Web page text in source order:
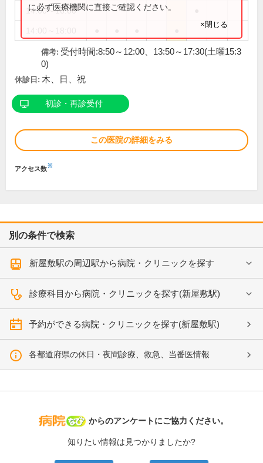
14:00～16:00
に必ず医療機関に直接ご確認ください。
×閉じる
備考: 受付時間:8:50～12:00、13:50～17:30(土曜15:3
0)
休診日: 木、日、祝
初診・再診受付
この医院の詳細をみる
アクセス数※
別の条件で検索
新屋敷駅の周辺駅から病院・クリニックを探す
診療科目から病院・クリニックを探す(新屋敷駅)
予約ができる病院・クリニックを探す(新屋敷駅)
各都道府県の休日・夜間診療、救急、当番医情報
病院なび
からのアンケートにご協力ください。
知りたい情報は見つかりましたか?